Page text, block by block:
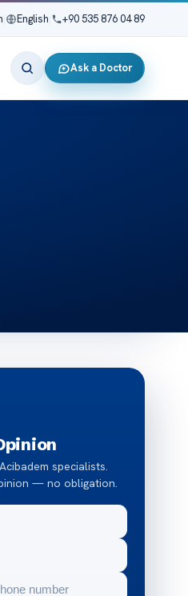
English +90 535 876 04 89
Ask a Doctor
specialists.
— no obligation.